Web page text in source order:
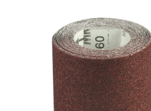
SUPREMA CATENA LUMINOSA SOLARE, 40